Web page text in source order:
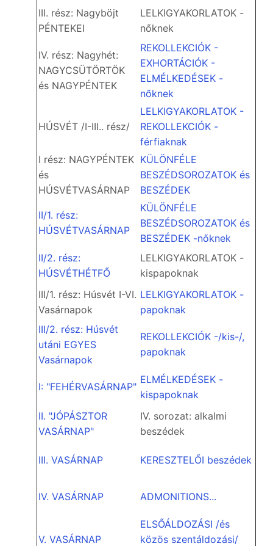
III. rész: Nagyböjt
PÉNTEKEI
LELKIGYAKORLATOK -
nőknek
IV. rész: Nagyhét:
NAGYCSÜTÖRTÖK
és NAGYPÉNTEK
REKOLLEKCIÓK -
EXHORTÁCIÓK -
ELMÉLKEDÉSEK -
nőknek
HÚSVÉT /I-III.. rész/
LELKIGYAKORLATOK -
REKOLLEKCIÓK -
férfiaknak
I rész: NAGYPÉNTEK
és
HÚSVÉTVASÁRNAP
KÜLÖNFÉLE
BESZÉDSOROZATOK és
BESZÉDEK
II/1. rész:
HÚSVÉTVASÁRNAP
KÜLÖNFÉLE
BESZÉDSOROZATOK és
BESZÉDEK -nőknek
II/2. rész:
HÚSVÉTHÉTFŐ
LELKIGYAKORLATOK -
kispapoknak
III/1. rész: Húsvét I-VI.
Vasárnapok
LELKIGYAKORLATOK -
papoknak
III/2. rész: Húsvét
utáni EGYES
Vasárnapok
REKOLLEKCIÓK -/kis-/,
papoknak
I: "FEHÉRVASÁRNAP"
ELMÉLKEDÉSEK -
kispapoknak
II. "JÓPÁSZTOR
VASÁRNAP"
IV. sorozat: alkalmi
beszédek
III. VASÁRNAP KERESZTELŐI beszédek
IV. VASÁRNAP ADMONITIONS...
V. VASÁRNAP
ELSŐÁLDOZÁSI /és
közös szentáldozási/